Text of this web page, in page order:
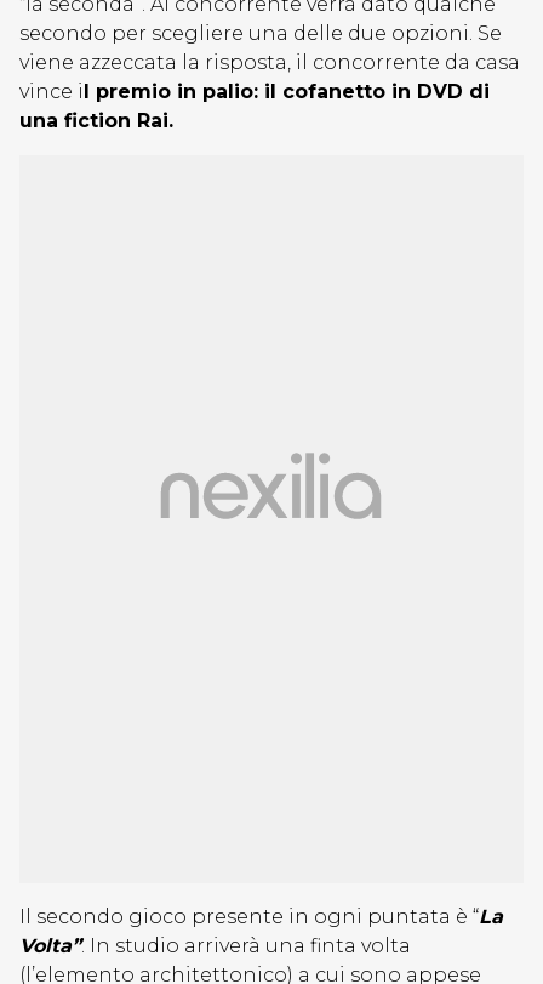
secondo per scegliere una delle due opzioni. Se
viene azzeccata la risposta, il concorrente da casa
vince il premio in palio: il cofanetto in DVD di
una fiction Rai.
Il secondo gioco presente in ogni puntata è “La
Volta”. In studio arriverà una finta volta
(l’elemento architettonico) a cui sono appese